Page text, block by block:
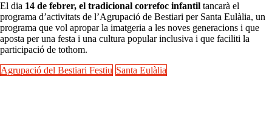
El dia 14 de febrer, el tradicional correfoc infantil tancarà el
programa d’activitats de l’Agrupació de Bestiari per Santa Eulàlia, un
programa que vol apropar la imatgeria a les noves generacions i que
aposta per una festa i una cultura popular inclusiva i que faciliti la
participació de tothom.
Agrupació del Bestiari Festiu Santa Eulàlia